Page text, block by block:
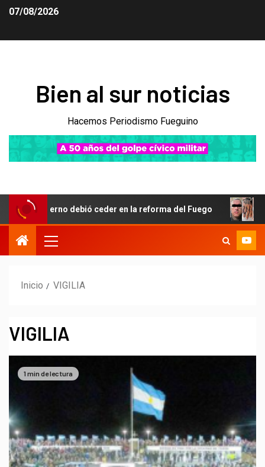
07/08/2026
Bien al sur noticias
Hacemos Periodismo Fueguino
debió ceder en la reforma del Fuego
Inicio VIGILIA
VIGILIA
1 min de lectura